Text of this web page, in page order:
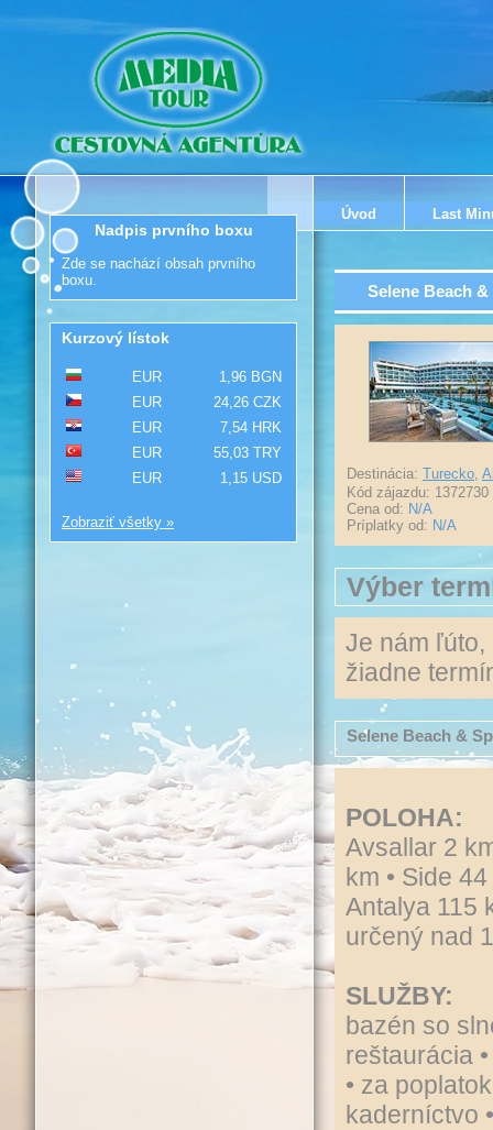
Úvod Last
Selene Beach &
Destinácia: Turecko,
Kód zájazdu: 1372730
Cena od: N/A
Príplatky od: N/A
Výber
Je nám ľúto,
žiadne
Selene Beach &
POLOHA:
Avsallar 2
km • Side
Antalya 115
určený nad
SLUŽBY:
bazén so
reštaurácia
• za
kaderníctvo
Nadpis prvního boxu
Zde se nachází obsah prvního
boxu.
Kurzový lístok
EUR
1,96 BGN
EUR
24,26 CZK
EUR
7,54 HRK
EUR
55,03 TRY
EUR
1,15 USD
Zobraziť všetky »